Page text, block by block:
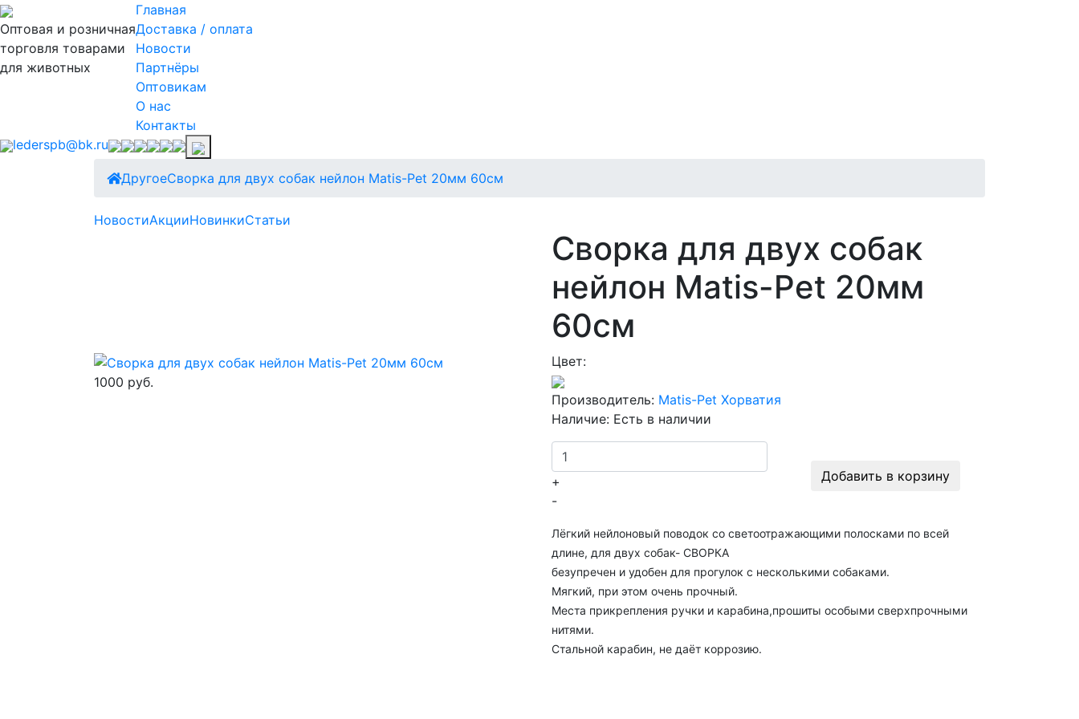
Оптовая и розничная
торговля товарами
для животных
Главная
Доставка / оплата
Новости
Партнёры
Оптовикам
О нас
Контакты
lederspb@bk.ru
ДругоеСворка для двух собак нейлон Matis-Pet 20мм 60см
НовостиАкцииНовинкиСтатьи
Сворка для двух собак
нейлон Matis-Pet 20мм
60см
1000 руб.
Цвет:
Производитель: Matis-Pet Хорватия
Наличие: Есть в наличии
+
-
Добавить в корзину
Лёгкий нейлоновый поводок со светоотражающими полосками по всей
длине, для двух собак- СВОРКА
безупречен и удобен для прогулок с несколькими собаками.
Мягкий, при этом очень прочный.
Места прикрепления ручки и карабина,прошиты особыми сверхпрочными
нитями.
Стальной карабин, не даёт коррозию.